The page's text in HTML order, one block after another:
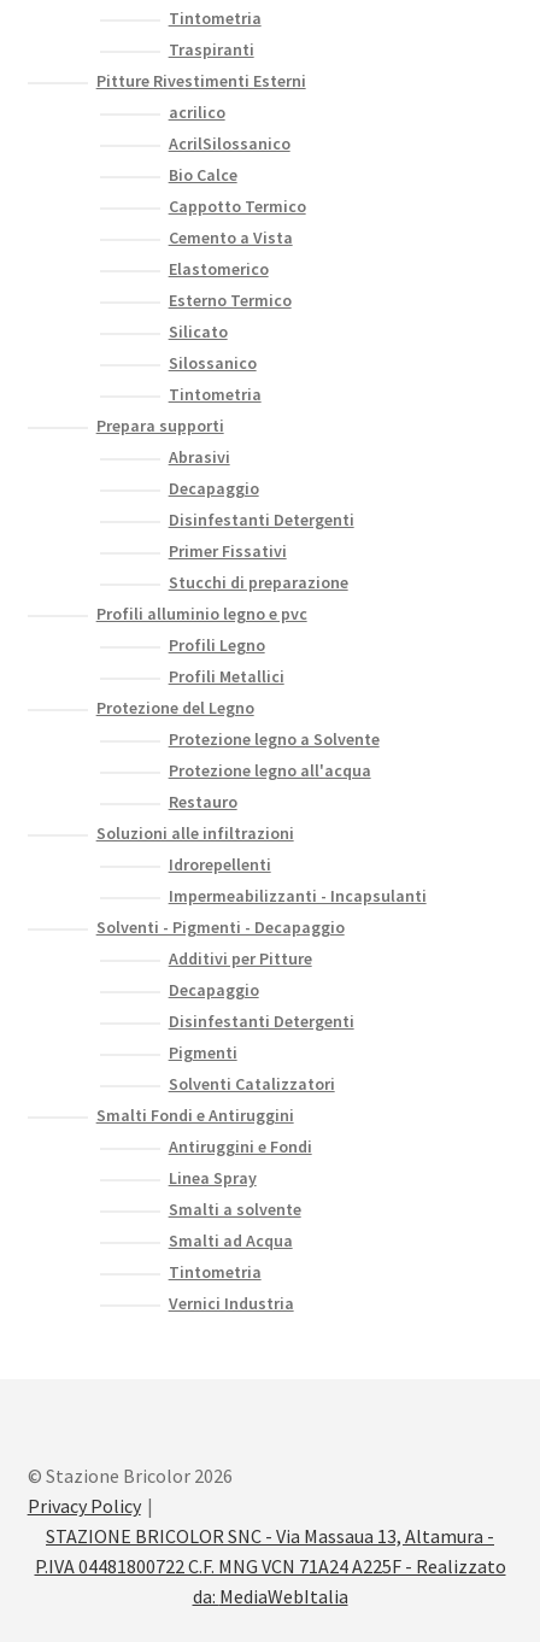
Tintometria
Traspiranti
Pitture Rivestimenti Esterni
acrilico
AcrilSilossanico
Bio Calce
Cappotto Termico
Cemento a Vista
Elastomerico
Esterno Termico
Silicato
Silossanico
Tintometria
Prepara supporti
Abrasivi
Decapaggio
Disinfestanti Detergenti
Primer Fissativi
Stucchi di preparazione
Profili alluminio legno e pvc
Profili Legno
Profili Metallici
Protezione del Legno
Protezione legno a Solvente
Protezione legno all'acqua
Restauro
Soluzioni alle infiltrazioni
Idrorepellenti
Impermeabilizzanti - Incapsulanti
Solventi - Pigmenti - Decapaggio
Additivi per Pitture
Decapaggio
Disinfestanti Detergenti
Pigmenti
Solventi Catalizzatori
Smalti Fondi e Antiruggini
Antiruggini e Fondi
Linea Spray
Smalti a solvente
Smalti ad Acqua
Tintometria
Vernici Industria
© Stazione Bricolor 2026
Privacy Policy
STAZIONE BRICOLOR SNC - Via Massaua 13, Altamura -
P.IVA 04481800722 C.F. MNG VCN 71A24 A225F - Realizzato
da: MediaWebItalia